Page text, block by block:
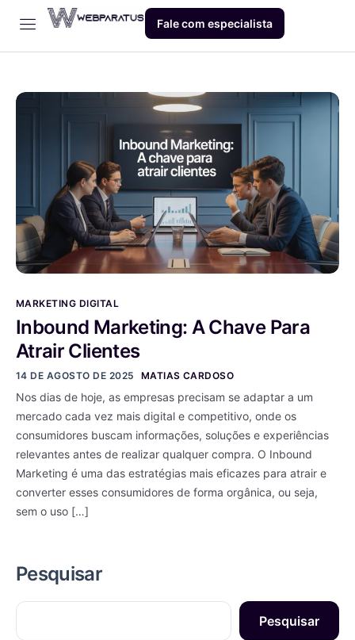
Dev
Fale com especialista
MARKETING DIGITAL
Inbound Marketing: A Chave Para
Atrair Clientes
14 DE AGOSTO DE 2025 MATIAS CARDOSO
Nos dias de hoje, as empresas precisam se adaptar a um
mercado cada vez mais digital e competitivo, onde os
consumidores buscam informações, soluções e experiências
relevantes antes de realizar qualquer compra. O Inbound
Marketing é uma das estratégias mais eficazes para atrair e
converter esses consumidores de forma orgânica, ou seja,
sem o uso […]
Pesquisar
Pesquisar